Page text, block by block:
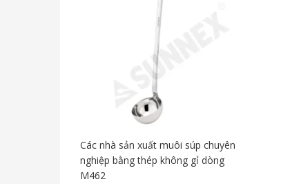
Các nhà sản xuất muôi súp chuyên
nghiệp bằng thép không gỉ dòng
M462